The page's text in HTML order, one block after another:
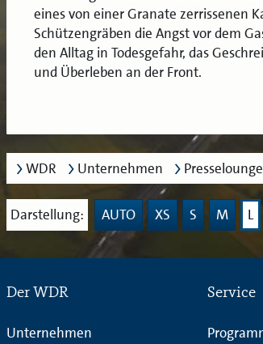
eines von einer Granate zerrissenen
Schützengräben die Angst vor dem
den Alltag in Todesgefahr, das
und Überleben an der Front.
WDR Unternehmen Presselounge
Darstellung: AUTO XS S M L
Der WDR
Unternehmen
Service